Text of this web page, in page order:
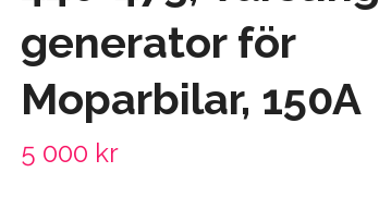
generator för
Moparbilar, 150A
5 000 kr